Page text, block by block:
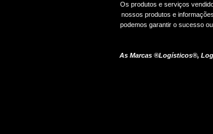
Os produtos e serviços
nossos produtos e
podemos garantir o sucesso
As Marcas ®Logísticos®,